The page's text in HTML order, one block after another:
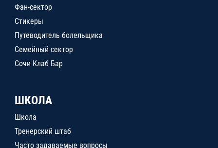
Фан-сектор
Стикеры
Путеводитель болельщика
Семейный сектор
Сочи Клаб Бар
ШКОЛА
Школа
Тренерский штаб
Часто задаваемые вопросы